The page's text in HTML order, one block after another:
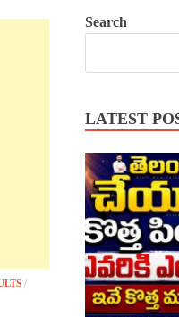
/
Search
LATEST